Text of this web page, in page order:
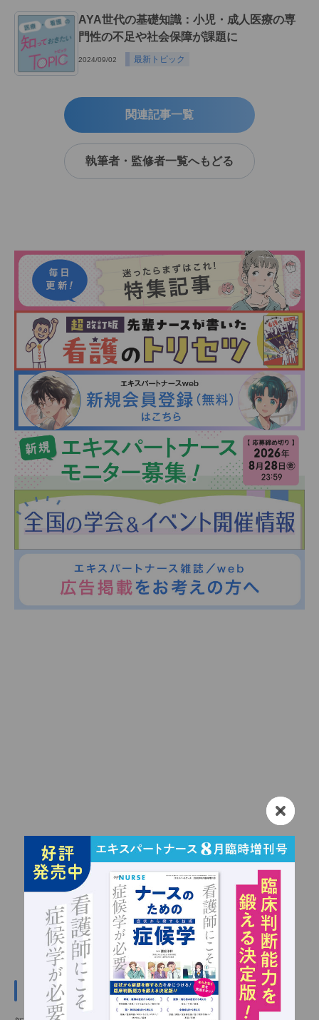
AYA世代の基礎知識：小児・成人医療の専
門性の不足や社会保障が課題に
2024/09/02 最新トピック
関連記事一覧
執筆者・監修者一覧へもどる
新規会員登録（無料）